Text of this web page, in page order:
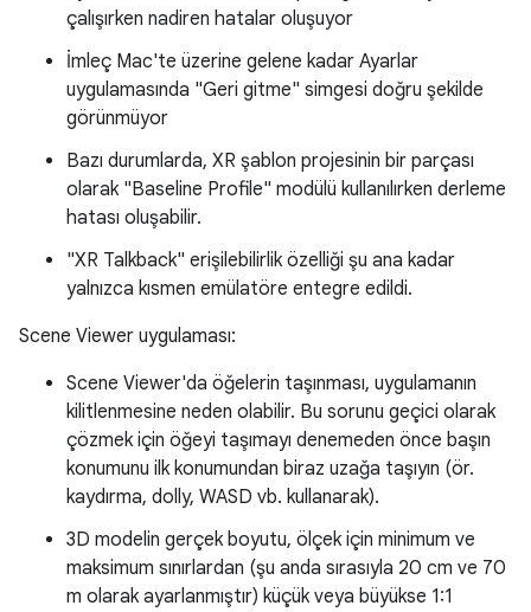
çalışırken nadiren hatalar oluşuyor
İmleç Mac'te üzerine gelene kadar Ayarlar
uygulamasında "Geri gitme" simgesi doğru şekilde
görünmüyor
Bazı durumlarda, XR şablon projesinin bir parçası
olarak "Baseline Profile" modülü kullanılırken derleme
hatası oluşabilir.
"XR Talkback" erişilebilirlik özelliği şu ana kadar
yalnızca kısmen emülatöre entegre edildi.
Scene Viewer uygulaması:
Scene Viewer'da öğelerin taşınması, uygulamanın
kilitlenmesine neden olabilir. Bu sorunu geçici olarak
çözmek için öğeyi taşımayı denemeden önce başın
konumunu ilk konumundan biraz uzağa taşıyın (ör.
kaydırma, dolly, WASD vb. kullanarak).
3D modelin gerçek boyutu, ölçek için minimum ve
maksimum sınırlardan (şu anda sırasıyla 20 cm ve 70
m olarak ayarlanmıştır) küçük veya büyükse 1:1